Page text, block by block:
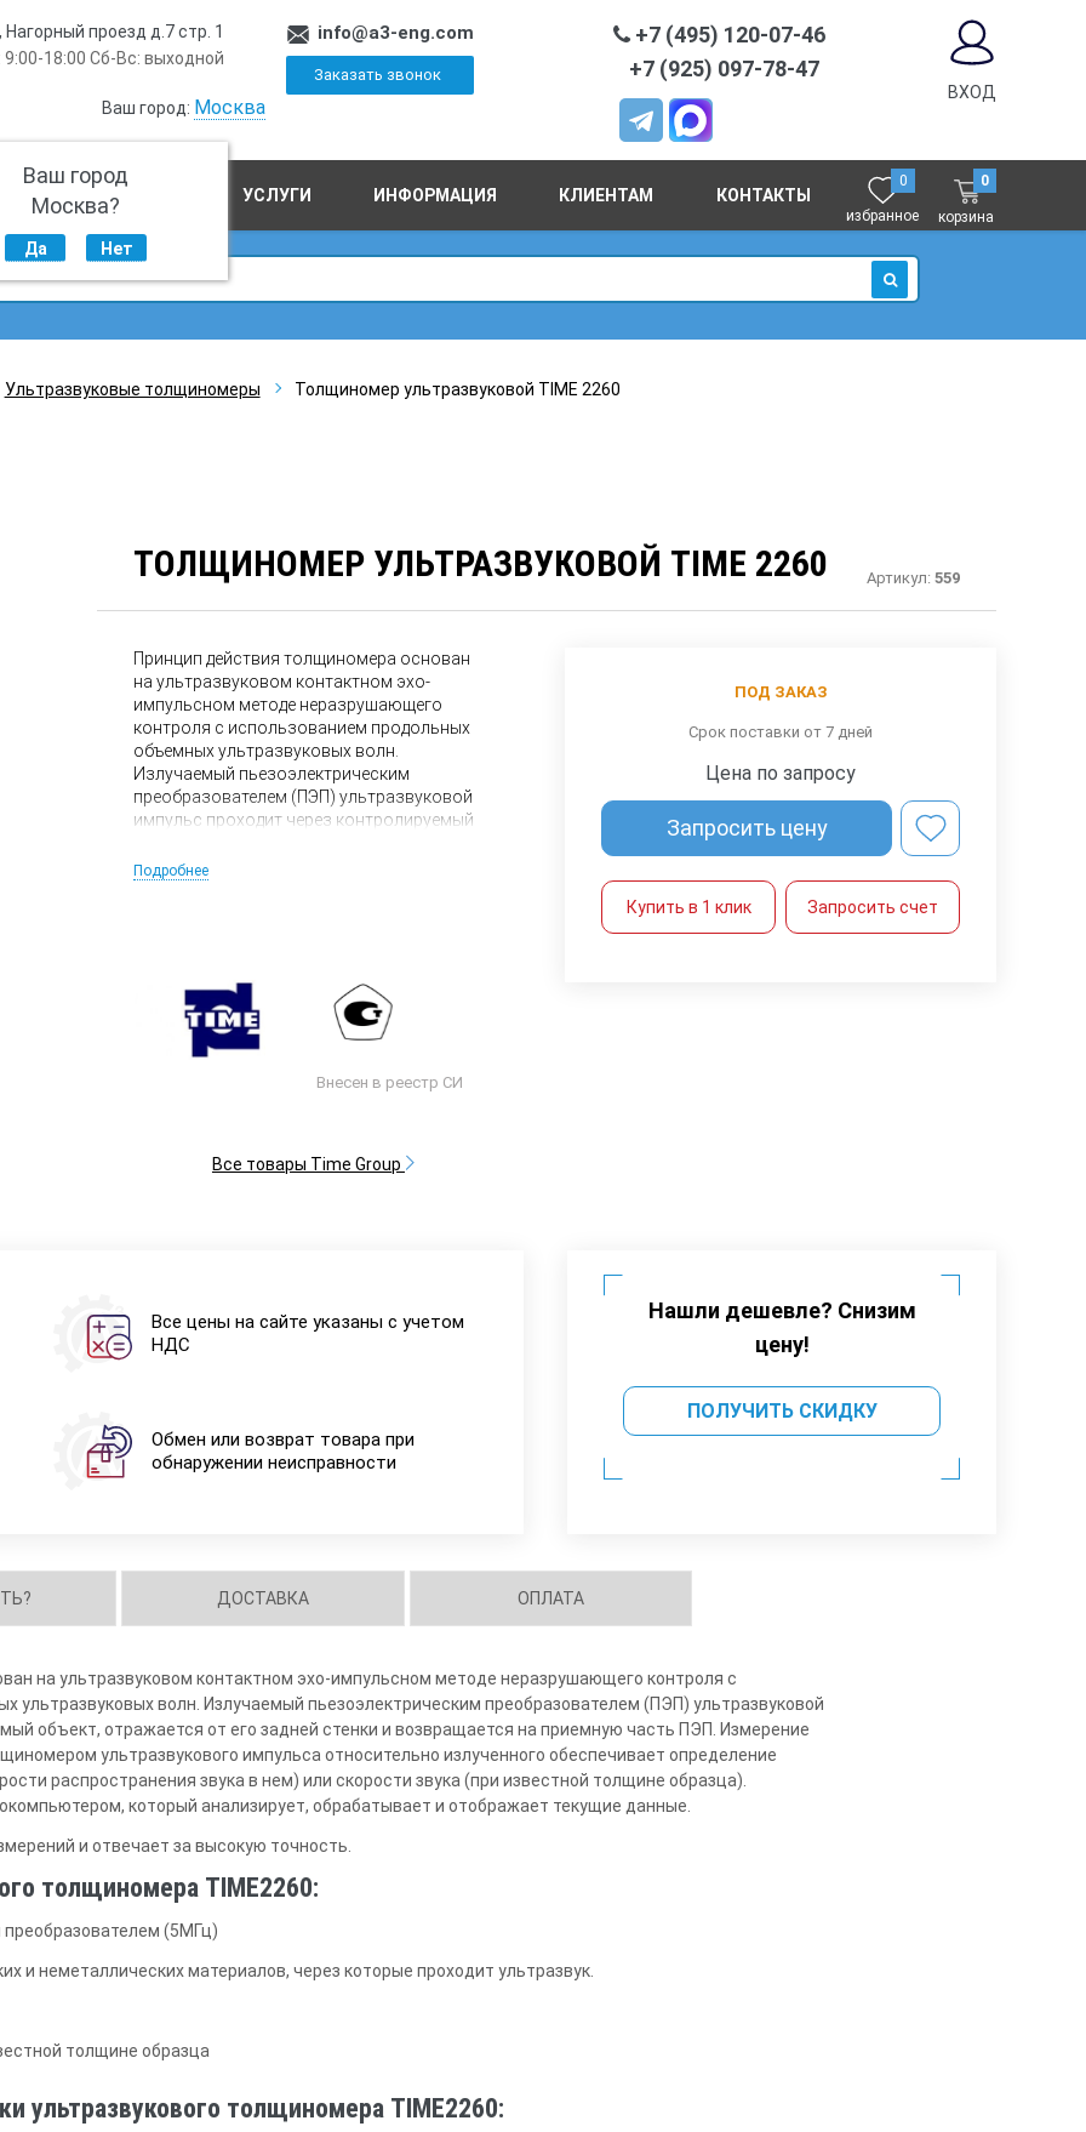
Нагорный проезд д.7 стр. 1
9:00-18:00 Сб-Вс: выходной
Ваш город: Москва
Ваш город
Москва?
Да Нет
info@a3-eng.com
Заказать звонок
+7 (495) 120-07-46
+7 (925) 097-78-47
ВХОД
ПРОИЗВОДСТВО УСЛУГИ ИНФОРМАЦИЯ КЛИЕНТАМ КОНТАКТЫ
0
избранное
0
корзина
ИСКАТЬ
Ультразвуковые толщиномеры Толщиномер ультразвуковой TIME 2260
ТОЛЩИНОМЕР УЛЬТРАЗВУКОВОЙ TIME 2260 Артикул:559
Принцип действия толщиномера основан
на ультразвуковом контактном эхо-
импульсном методе неразрушающего
контроля с использованием продольных
объемных ультразвуковых волн.
Излучаемый пьезоэлектрическим
преобразователем (ПЭП) ультразвуковой
импульс проходит через контролируемый
возвращается на приемную часть ПЭП.
толщины объекта (при известной скорости
распространения звука в нем) или
скорости звука (при известной толщине
образца).
Подробнее
Внесен в реестр СИ
Все товары Time Group
ПОД ЗАКАЗ
Срок поставки от 7 дней
Цена по запросу
Запросить цену
Купить в 1 клик Запросить счет
Все цены на сайте указаны с учетом
НДС
Обмен или возврат товара при
обнаружении неисправности
Нашли дешевле? Снизим
цену!
ПОЛУЧИТЬ СКИДКУ
ДОСТАВКА ОПЛАТА
на ультразвуковом контактном эхо-импульсном методе неразрушающего контроля с
ультразвуковых волн. Излучаемый пьезоэлектрическим преобразователем (ПЭП) ультразвуковой
объект, отражается от его задней стенки и возвращается на приемную часть ПЭП. Измерение
ультразвукового импульса относительно излученного обеспечивает определение
распространения звука в нем) или скорости звука (при известной толщине образца).
который анализирует, обрабатывает и отображает текущие данные.
и отвечает за высокую точность.
толщиномера TIME2260:
(5МГц)
и неметаллических материалов, через которые проходит ультразвук.
толщине образца
ультразвукового толщиномера TIME2260: